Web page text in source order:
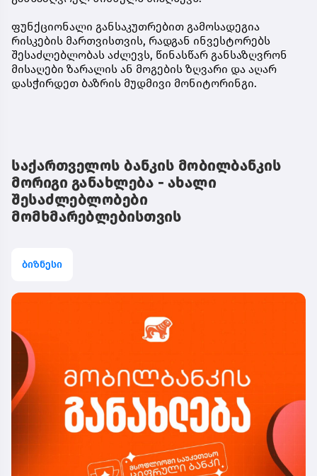
ფუნქციონალი განსაკუთრებით გამოსადეგია
რისკების მართვისთვის, რადგან ინვესტორებს
შესაძლებლობას აძლევს, წინასწარ განსაზღვრონ
მისაღები ზარალის ან მოგების ზღვარი და აღარ
დასჭირდეთ ბაზრის მუდმივი მონიტორინგი.
საქართველოს ბანკის მობილბანკის
მორიგი განახლება - ახალი
შესაძლებლობები
მომხმარებლებისთვის
ბიზნესი